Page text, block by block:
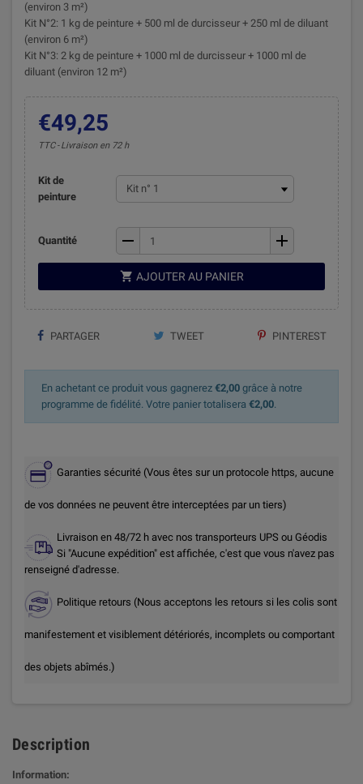
(environ 3 m²)
Kit N°2: 1 kg de peinture + 500 ml de durcisseur + 250 ml de diluant
(environ 6 m²)
Kit N°3: 2 kg de peinture + 1000 ml de durcisseur + 1000 ml de
diluant (environ 12 m²)
€49,25
TTC Livraison en 72 h
Kit de
peinture
Quantité remove add
 AJOUTER AU PANIER
PARTAGER TWEET PINTEREST
En achetant ce produit vous gagnerez €2,00 grâce à notre
programme de fidélité. Votre panier totalisera €2,00.
Garanties sécurité (Vous êtes sur un protocole https, aucune
de vos données ne peuvent être interceptées par un tiers)
Livraison en 48/72 h avec nos transporteurs UPS ou Géodis
Si "Aucune expédition" est affichée, c'est que vous n'avez pas
renseigné d'adresse.
Politique retours (Nous acceptons les retours si les colis sont
manifestement et visiblement détériorés, incomplets ou comportant
des objets abîmés.)
Description
Information: